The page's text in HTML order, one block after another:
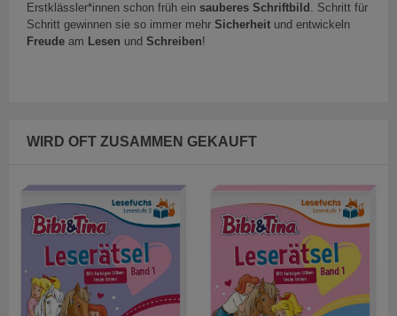
Erstklässler*innen schon früh ein sauberes Schriftbild . Schritt für
Schritt gewinnen sie so immer mehr Sicherheit und entwickeln
Freude am Lesen und Schreiben!
WIRD OFT ZUSAMMEN GEKAUFT